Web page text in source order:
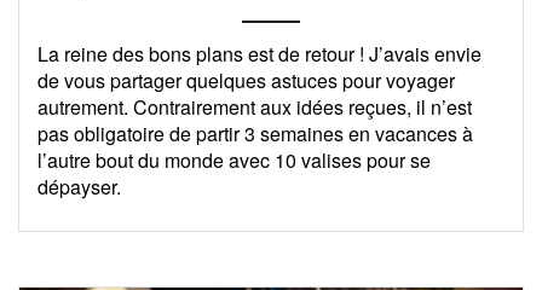
La reine des bons plans est de retour ! J’avais envie
de vous partager quelques astuces pour voyager
autrement. Contrairement aux idées reçues, il n’est
pas obligatoire de partir 3 semaines en vacances à
l’autre bout du monde avec 10 valises pour se
dépayser.